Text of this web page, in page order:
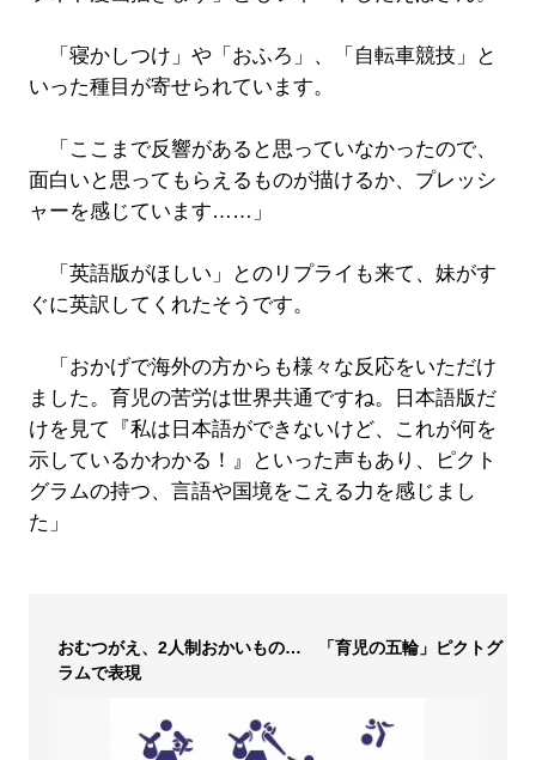
「寝かしつけ」や「おふろ」、「自転車競技」と
いった種目が寄せられています。
「ここまで反響があると思っていなかったので、
面白いと思ってもらえるものが描けるか、プレッシ
ャーを感じています……」
「英語版がほしい」とのリプライも来て、妹がす
ぐに英訳してくれたそうです。
「おかげで海外の方からも様々な反応をいただけ
ました。育児の苦労は世界共通ですね。日本語版だ
けを見て『私は日本語ができないけど、これが何を
示しているかわかる！』といった声もあり、ピクト
グラムの持つ、言語や国境をこえる力を感じまし
た」
おむつがえ、2人制おかいもの… 「育児の五輪」ピクトグ
ラムで表現